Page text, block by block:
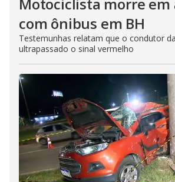
com ônibus em BH
Testemunhas relatam que o condutor
ultrapassado o sinal vermelho